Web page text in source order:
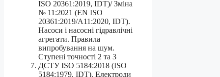
ISO 20361:2019, IDT)/ Зміна
№ 11:2021 (EN ISO
20361:2019/A11:2020, IDT).
Насоси і насосні гідравлічні
агрегати. Правила
випробування на шум.
Ступені точності 2 та 3
ДСТУ ISO 5184:2018 (ISO
5184:1979, IDT). Електроди